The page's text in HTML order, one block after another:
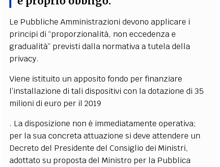
Le Pubbliche Amministrazioni devono applicare i
principi di “proporzionalità, non eccedenza e
gradualità” previsti dalla normativa a tutela della
privacy.
Viene istituito un apposito fondo per finanziare
l’installazione di tali dispositivi con la dotazione di 35
milioni di euro per il 2019
. La disposizione non è immediatamente operativa;
per la sua concreta attuazione si deve attendere un
Decreto del Presidente del Consiglio dei Ministri,
adottato su proposta del Ministro per la Pubblica